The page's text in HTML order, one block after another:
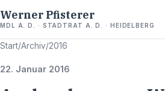
Werner Pfisterer
MDL A. D. · STADTRAT A. D. · HEIDELBERG
Start/Archiv/2016
22. Januar 2016